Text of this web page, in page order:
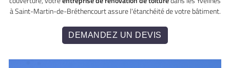
à Saint-Martin-de-Bréthencourt assure l'étanchéité de votre bâtiment.
DEMANDEZ UN DEVIS